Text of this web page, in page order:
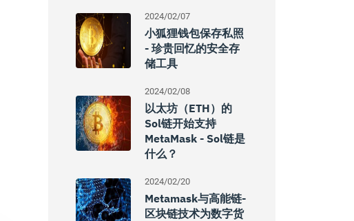
2024/02/07
小狐狸钱包保存私照
- 珍贵回忆的安全存
储工具
2024/02/08
以太坊（ETH）的
Sol链开始支持
MetaMask - Sol链是
什么？
2024/02/20
Metamask与高能链-
区块链技术为数字货